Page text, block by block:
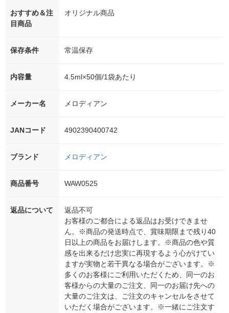
おすすめ＆注
目商品
オリジナル商品
保存条件 常温保存
内容量 4.5ml×50個/1袋あたり
メーカー名 メロディアン
JANコード 4902390400742
ブランド メロディアン
商品番号 WAW0525
返品について
返品不可
お客様のご都合による返品はお受けできませ
ん。※商品の発送時点で、賞味期限まで残り40
日以上の商品をお届けします。※商品の色や質
感を出来るだけ忠実に再現するよう心がけてい
ますが実物と若干異なる場合がございます。※
多くのお客様にご利用いただくため、同一のお
客様からの大量のご注文、同一のお届け先への
大量のご注文は、ご注文のキャンセルをさせて
いただく場合がございます。※一緒にご注文す